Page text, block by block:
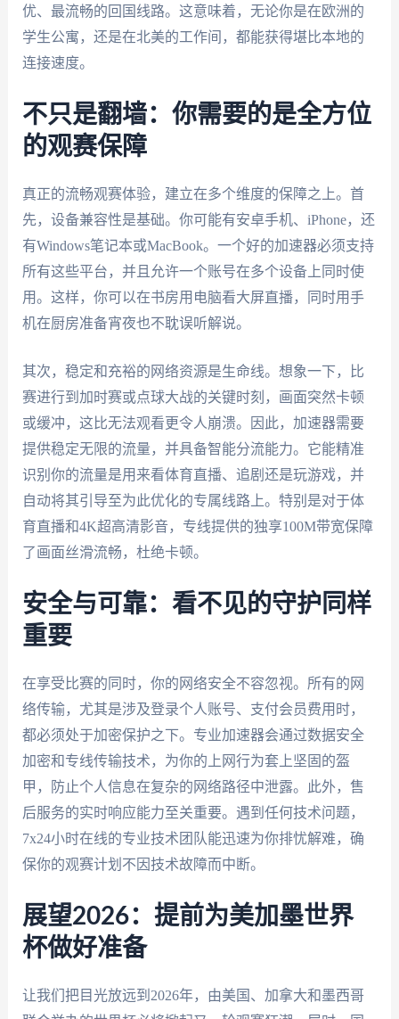
优、最流畅的回国线路。这意味着，无论你是在欧洲的
学生公寓，还是在北美的工作间，都能获得堪比本地的
连接速度。
不只是翻墙：你需要的是全方位
的观赛保障
真正的流畅观赛体验，建立在多个维度的保障之上。首
先，设备兼容性是基础。你可能有安卓手机、iPhone，还
有Windows笔记本或MacBook。一个好的加速器必须支持
所有这些平台，并且允许一个账号在多个设备上同时使
用。这样，你可以在书房用电脑看大屏直播，同时用手
机在厨房准备宵夜也不耽误听解说。
其次，稳定和充裕的网络资源是生命线。想象一下，比
赛进行到加时赛或点球大战的关键时刻，画面突然卡顿
或缓冲，这比无法观看更令人崩溃。因此，加速器需要
提供稳定无限的流量，并具备智能分流能力。它能精准
识别你的流量是用来看体育直播、追剧还是玩游戏，并
自动将其引导至为此优化的专属线路上。特别是对于体
育直播和4K超高清影音，专线提供的独享100M带宽保障
了画面丝滑流畅，杜绝卡顿。
安全与可靠：看不见的守护同样
重要
在享受比赛的同时，你的网络安全不容忽视。所有的网
络传输，尤其是涉及登录个人账号、支付会员费用时，
都必须处于加密保护之下。专业加速器会通过数据安全
加密和专线传输技术，为你的上网行为套上坚固的盔
甲，防止个人信息在复杂的网络路径中泄露。此外，售
后服务的实时响应能力至关重要。遇到任何技术问题，
7x24小时在线的专业技术团队能迅速为你排忧解难，确
保你的观赛计划不因技术故障而中断。
展望2026：提前为美加墨世界
杯做好准备
让我们把目光放远到2026年，由美国、加拿大和墨西哥